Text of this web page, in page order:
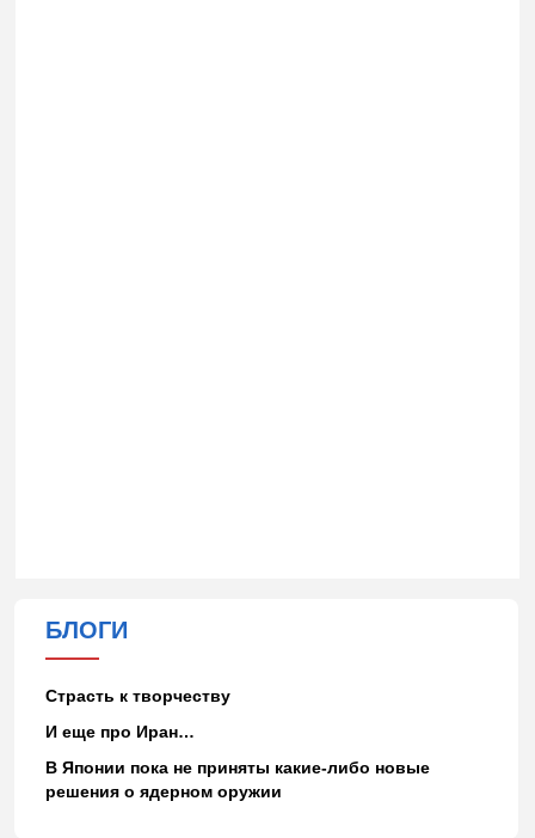
БЛОГИ
Страсть к творчеству
И еще про Иран…
В Японии пока не приняты какие-либо новые
решения о ядерном оружии